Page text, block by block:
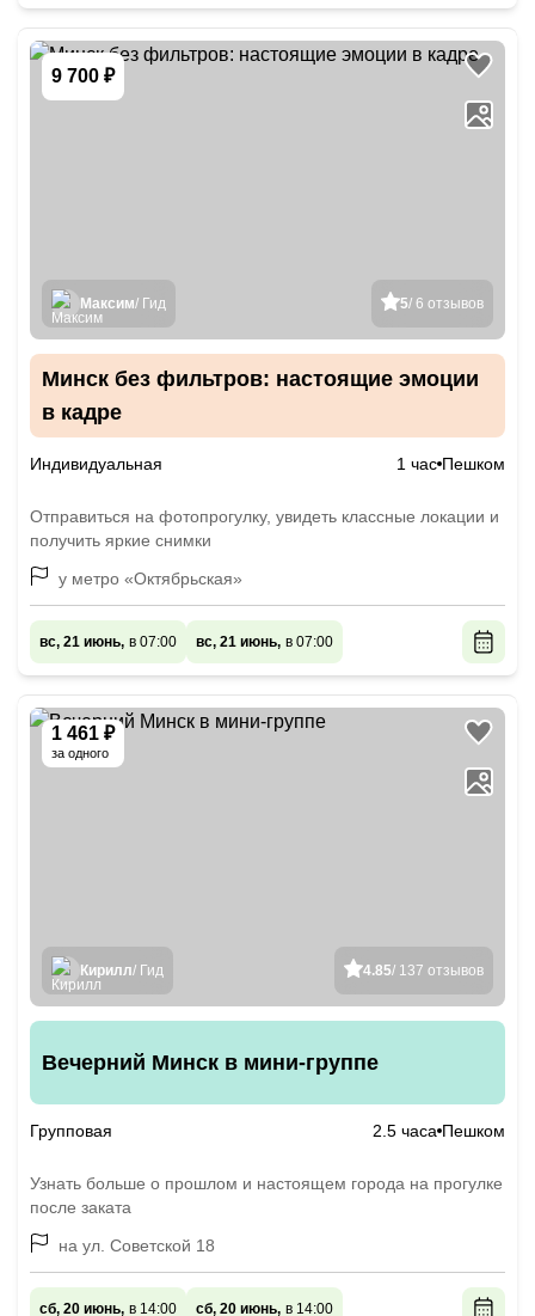
9 700 ₽
5/ 6 отзывов
Максим/ Гид
Минск без фильтров: настоящие эмоции
в кадре
Индивидуальная 1 час Пешком
Отправиться на фотопрогулку, увидеть классные локации и
получить яркие снимки
у метро «Октябрьская»
вс, 21 июнь, в 07:00 вс, 21 июнь, в 07:00
1 461 ₽
за одного
4.85/ 137 отзывов
Кирилл/ Гид
Вечерний Минск в мини-группе
Групповая 2.5 часа Пешком
Узнать больше о прошлом и настоящем города на прогулке
после заката
на ул. Советской 18
сб, 20 июнь, в 14:00 сб, 20 июнь, в 14:00